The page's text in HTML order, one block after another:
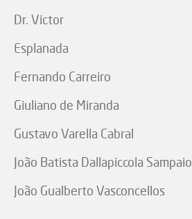
Dr. Victor
Esplanada
Fernando Carreiro
Giuliano de Miranda
Gustavo Varella Cabral
João Batista Dallapiccola Sampaio
João Gualberto Vasconcellos